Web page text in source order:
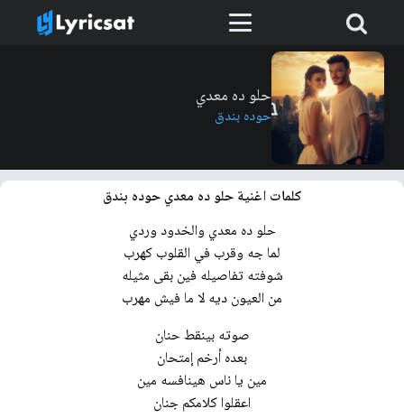
حلو ده معدي
حوده بندق
كلمات اغنية حلو ده معدي حوده بندق
حلو ده معدي والخدود وردي
لما جه وقرب في القلوب كهرب
شوفته تفاصيله فين بقى مثيله
من العيون ديه لا ما فيش مهرب
صوته بينقط حنان
بعده أرخم إمتحان
مين يا ناس هينافسه مين
اعقلوا كلامكم جنان